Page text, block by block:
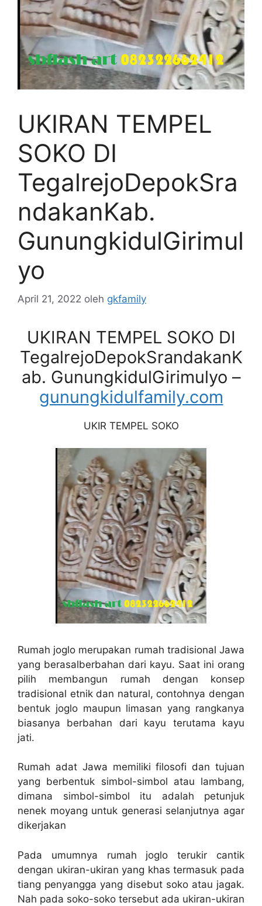
UKIRAN TEMPEL
SOKO DI
TegalrejoDepokSra
ndakanKab.
GunungkidulGirimul
yo
April 21, 2022 oleh gkfamily
UKIRAN TEMPEL SOKO DI
TegalrejoDepokSrandakanK
ab. GunungkidulGirimulyo –
gunungkidulfamily.com
UKIR TEMPEL SOKO
Rumah joglo merupakan rumah tradisional Jawa
yang berasalberbahan dari kayu. Saat ini orang
pilih membangun rumah dengan konsep
tradisional etnik dan natural, contohnya dengan
bentuk joglo maupun limasan yang rangkanya
biasanya berbahan dari kayu terutama kayu
jati.
Rumah adat Jawa memiliki filosofi dan tujuan
yang berbentuk simbol-simbol atau lambang,
dimana simbol-simbol itu adalah petunjuk
nenek moyang untuk generasi selanjutnya agar
dikerjakan
Pada umumnya rumah joglo terukir cantik
dengan ukiran-ukiran yang khas termasuk pada
tiang penyangga yang disebut soko atau jagak.
Nah pada soko-soko tersebut ada ukiran-ukiran